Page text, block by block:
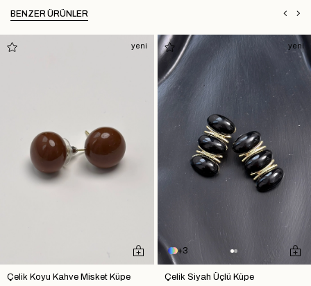
BENZER ÜRÜNLER
Çelik Koyu Kahve Misket Küpe
yeni
3
Çelik Siyah Üçlü Küpe
yeni